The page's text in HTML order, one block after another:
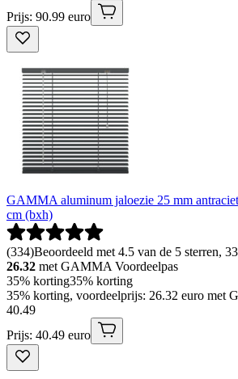
Prijs: 90.99 euro
GAMMA aluminum jaloezie 25 mm
cm (bxh)
(334)Beoordeeld met 4.5 van de 5 sterren,
26.32 met GAMMA Voordeelpas
35% korting35% korting
35% korting, voordeelprijs: 26.32 euro met
40.49
Prijs: 40.49 euro